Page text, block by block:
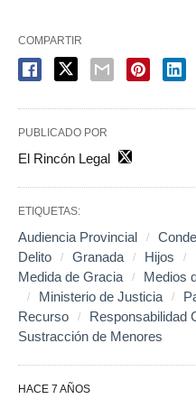
COMPARTIR
PUBLICADO POR
El Rincón Legal
ETIQUETAS:
Audiencia Provincial
Delito
Granada Hijos
Medida de Gracia
Medios
Ministerio de Justicia
Recurso
Responsabilidad
Sustracción de Menores
HACE 7 AÑOS